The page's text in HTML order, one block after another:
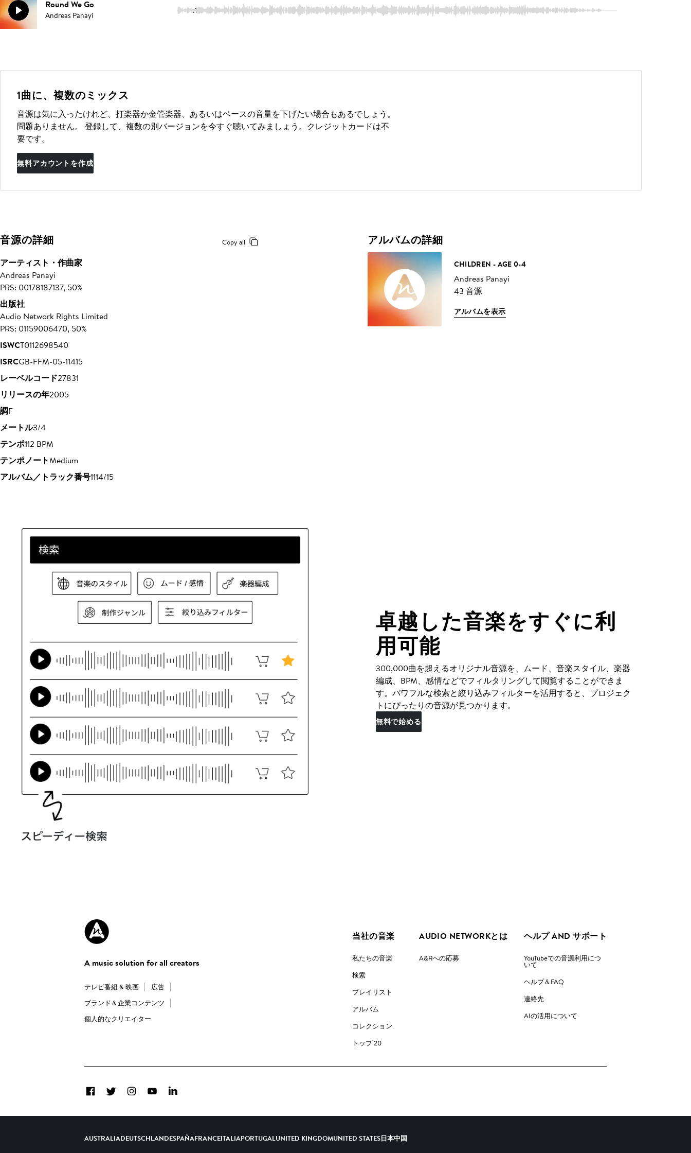
Round We Go
Andreas Panayi 1:15
1曲に、複数のミックス
音源は気に入ったけれど、打楽器か金管楽器、あるいはベースの音量を下げたい場合もあるでしょう。
問題ありません。 登録して、複数の別バージョンを今すぐ聴いてみましょう。クレジットカードは不
要です。
無料アカウントを作成
音源の詳細 Copy all
アーティスト・作曲家
Andreas Panayi
PRS: 00178187137, 50%
出版社
Audio Network Rights Limited
PRS: 01159006470, 50%
ISWCT0112698540
ISRCGB-FFM-05-11415
レーベルコード27831
リリースの年2005
調F
メートル3/4
テンポ112 BPM
テンポノートMedium
アルバム／トラック番号1114/15
アルバムの詳細
CHILDREN - AGE 0-4
Andreas Panayi
43 音源
アルバムを表示
卓越した音楽をすぐに利
用可能
300,000曲を超えるオリジナル音源を、ムード、音楽スタイル、楽器
編成、BPM、感情などでフィルタリングして閲覧することができま
す。パワフルな検索と絞り込みフィルターを活用すると、プロジェク
トにぴったりの音源が見つかります。
無料で始める
A music solution for all creators
テレビ番組 & 映画
広告
ブランド＆企業コンテンツ
個人的なクリエイター
当社の音楽
私たちの音楽
検索
プレイリスト
アルバム
コレクション
トップ 20
AUDIO NETWORKとは
A&Rへの応募
ヘルプ AND サポート
YouTubeでの音源利用につ
いて
ヘルプ＆FAQ
連絡先
AIの活用について
FacebookTwitterInstagramYouTubeLinkedIn
AUSTRALIADEUTSCHLANDESPAÑAFRANCEITALIAPORTUGALUNITED KINGDOMUNITED STATES日本中国